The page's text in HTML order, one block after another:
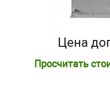
Цена
Просчитать